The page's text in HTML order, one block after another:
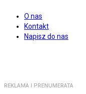
O nas
Kontakt
Napisz do nas
REKLAMA I PRENUMERATA